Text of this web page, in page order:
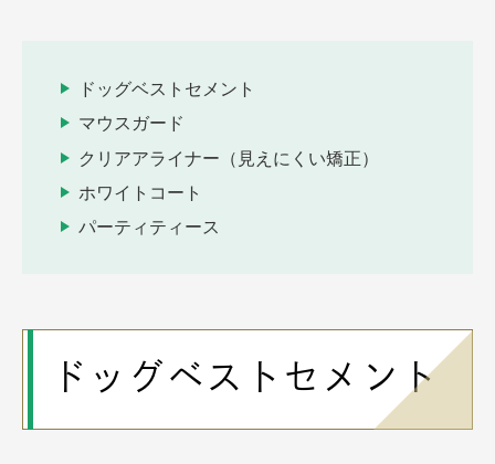
ドッグベストセメント
マウスガード
クリアアライナー（見えにくい矯正）
ホワイトコート
パーティティース
ドッグベストセメント